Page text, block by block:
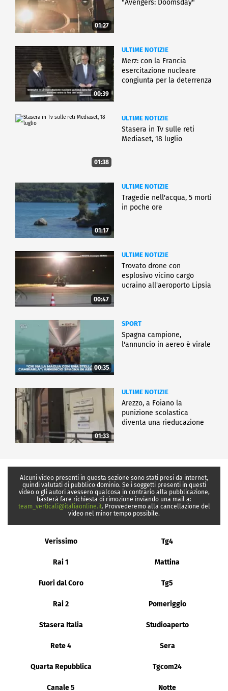
01:27
"Avengers: Doomsday"
00:39
ULTIME NOTIZIE
Merz: con la Francia
esercitazione nucleare
congiunta per la deterrenza
01:38
ULTIME NOTIZIE
Stasera in Tv sulle reti
Mediaset, 18 luglio
01:17
ULTIME NOTIZIE
Tragedie nell'acqua, 5 morti
in poche ore
00:47
ULTIME NOTIZIE
Trovato drone con
esplosivo vicino cargo
ucraino all'aeroporto Lipsia
00:35
SPORT
Spagna campione,
l'annuncio in aereo è virale
01:33
ULTIME NOTIZIE
Arezzo, a Foiano la
punizione scolastica
diventa una rieducazione
Alcuni video presenti in questa sezione sono stati presi da internet,
quindi valutati di pubblico dominio. Se i soggetti presenti in questi
video o gli autori avessero qualcosa in contrario alla pubblicazione,
basterà fare richiesta di rimozione inviando una mail a:
team_verticali@italiaonline.it. Provvederemo alla cancellazione del
video nel minor tempo possibile.
Verissimo Tg4
Rai 1 Mattina
Fuori dal Coro Tg5
Rai 2 Pomeriggio
Stasera Italia Studioaperto
Rete 4 Sera
Quarta Repubblica Tgcom24
Canale 5 Notte